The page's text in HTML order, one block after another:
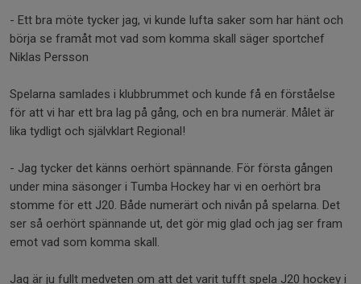
- Ett bra möte tycker jag, vi kunde lufta saker som har hänt och
börja se framåt mot vad som komma skall säger sportchef
Niklas Persson
Spelarna samlades i klubbrummet och kunde få en förståelse
för att vi har ett bra lag på gång, och en bra numerär. Målet är
lika tydligt och självklart Regional!
- Jag tycker det känns oerhört spännande. För första gången
under mina säsonger i Tumba Hockey har vi en oerhört bra
stomme för ett J20. Både numerärt och nivån på spelarna. Det
ser så oerhört spännande ut, det gör mig glad och jag ser fram
emot vad som komma skall.
Jag är ju fullt medveten om att det varit tufft spela J20 hockey i